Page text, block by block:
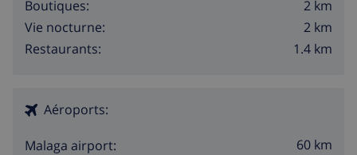
Boutiques:
2 km
Vie nocturne:
2 km
Restaurants:
1.4 km
Aéroports:
Malaga airport:
60 km